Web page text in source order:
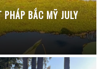
BẮC MỸ JULY